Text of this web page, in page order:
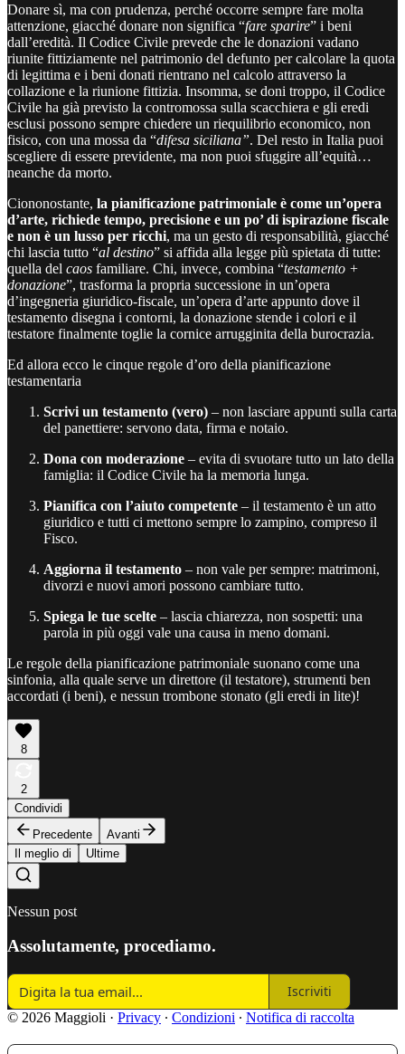
Donare sì, ma con prudenza, perché occorre sempre fare molta
attenzione, giacché donare non significa “fare sparire” i beni
dall’eredità. Il Codice Civile prevede che le donazioni vadano
riunite fittiziamente nel patrimonio del defunto per calcolare la quota
di legittima e i beni donati rientrano nel calcolo attraverso la
collazione e la riunione fittizia. Insomma, se doni troppo, il Codice
Civile ha già previsto la contromossa sulla scacchiera e gli eredi
esclusi possono sempre chiedere un riequilibrio economico, non
fisico, con una mossa da “difesa siciliana”. Del resto in Italia puoi
scegliere di essere previdente, ma non puoi sfuggire all’equità…
neanche da morto.
Ciononostante, la pianificazione patrimoniale è come un’opera
d’arte, richiede tempo, precisione e un po’ di ispirazione fiscale
e non è un lusso per ricchi, ma un gesto di responsabilità, giacché
chi lascia tutto “al destino” si affida alla legge più spietata di tutte:
quella del caos familiare. Chi, invece, combina “testamento +
donazione”, trasforma la propria successione in un’opera
d’ingegneria giuridico-fiscale, un’opera d’arte appunto dove il
testamento disegna i contorni, la donazione stende i colori e il
testatore finalmente toglie la cornice arrugginita della burocrazia.
Ed allora ecco le cinque regole d’oro della pianificazione
testamentaria
Scrivi un testamento (vero) – non lasciare appunti sulla carta
del panettiere: servono data, firma e notaio.
Dona con moderazione – evita di svuotare tutto un lato della
famiglia: il Codice Civile ha la memoria lunga.
Pianifica con l’aiuto competente – il testamento è un atto
giuridico e tutti ci mettono sempre lo zampino, compreso il
Fisco.
Aggiorna il testamento – non vale per sempre: matrimoni,
divorzi e nuovi amori possono cambiare tutto.
Spiega le tue scelte – lascia chiarezza, non sospetti: una
parola in più oggi vale una causa in meno domani.
Le regole della pianificazione patrimoniale suonano come una
sinfonia, alla quale serve un direttore (il testatore), strumenti ben
accordati (i beni), e nessun trombone stonato (gli eredi in lite)!
8
2
Condividi
Precedente
Avanti
Il meglio di
Ultime
Nessun post
Assolutamente, procediamo.
Iscriviti
© 2026 Maggioli · Privacy ∙ Condizioni ∙ Notifica di raccolta